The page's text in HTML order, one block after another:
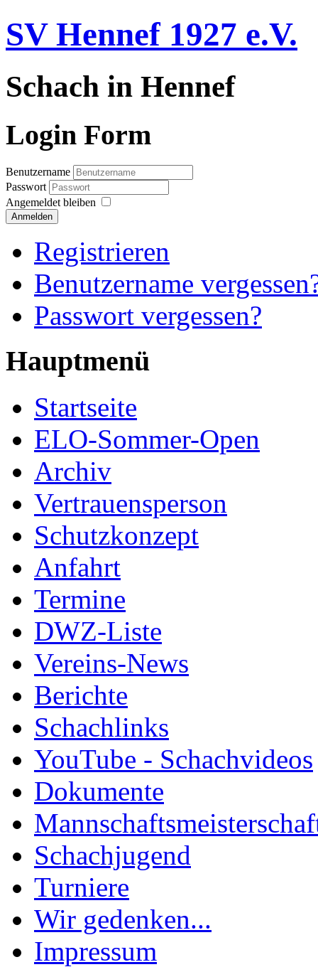
SV Hennef 1927 e.V.
Schach in Hennef
Login Form
Benutzername
Passwort
Angemeldet bleiben
Anmelden
Registrieren
Benutzername
Passwort vergessen?
Hauptmenü
Startseite
ELO-Sommer-Open
Archiv
Vertrauensperson
Schutzkonzept
Anfahrt
Termine
DWZ-Liste
Vereins-News
Berichte
Schachlinks
YouTube - Schachvideos
Dokumente
Schachjugend
Turniere
Wir gedenken...
Impressum